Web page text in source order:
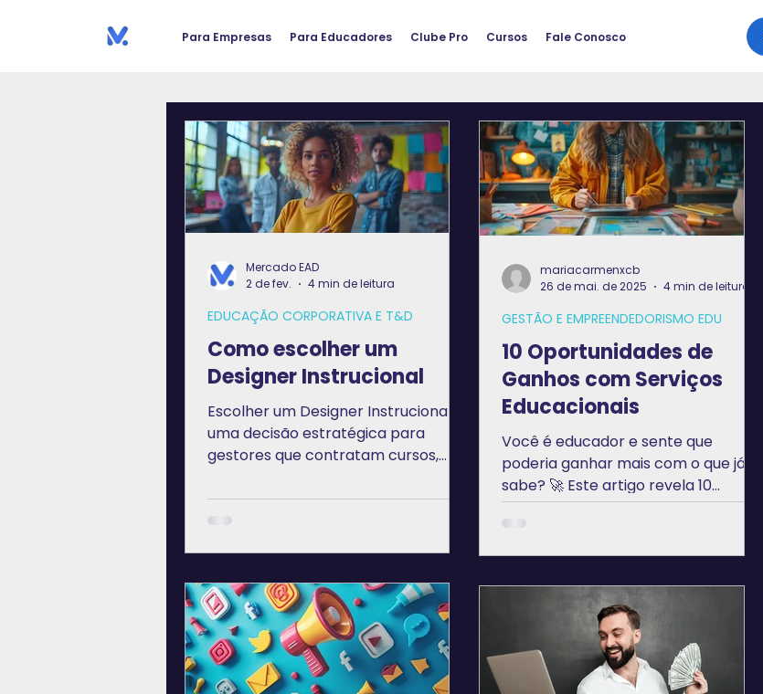
Para Empresas Para Educadores Clube Pro Cursos Fale Conosco
Como escolher um
Designer Instrucional
Escolher um Designer Instrucional é
uma decisão estratégica para
gestores que contratam cursos,
educacionais.
EDUCAÇÃO CORPORATIVA E T&D
Mercado EAD
2 de fev.
4 min de leitura
10 Oportunidades de
Ganhos com Serviços
Educacionais
Você é educador e sente que
poderia ganhar mais com o que já
sabe? 🚀 Este artigo revela 10
oportunidades incríveis de ganhos
com serviços educacionais que
estão crescendo rápido — e que
agora mesmo! Descubra como
transformar sua expertise em
mentorias, cursos, oficinas e muito
mais. Curioso(a)? Então vem ler e se
inspirar! 💡
GESTÃO E EMPREENDEDORISMO EDU
mariacarmenxcb
26 de mai. de 2025
4 min de leitura